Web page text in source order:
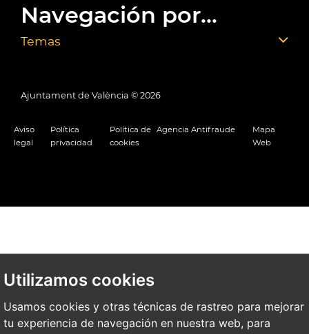
Utilizamos cookies
Usamos cookies y otras técnicas de rastreo para mejorar
tu experiencia de navegación en nuestra web, para
Navegación por...
Temas
Ajuntament de València © 2026
Aviso
legal
Política
privacidad
Política de
cookies
Agencia Antifraude
Mapa
Web